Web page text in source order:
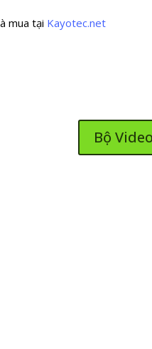
mua tại Kayotec.net
Bộ